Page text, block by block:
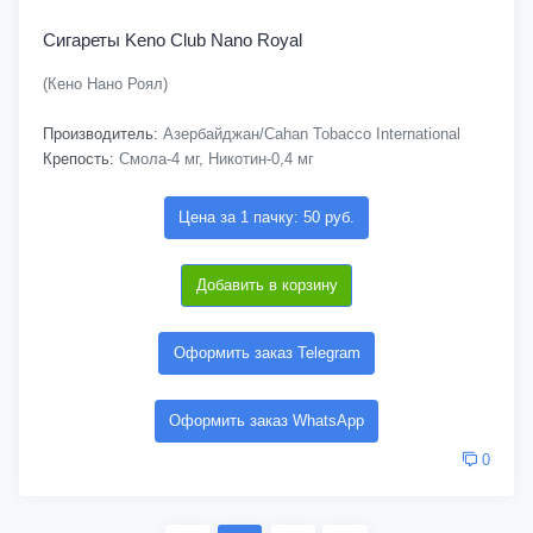
Сигареты Keno Club Nano Royal
(Кено Нано Роял)
Производитель: Азербайджан/Cahan Tobacco International
Крепость: Смола-4 мг, Никотин-0,4 мг
Цена за 1 пачку: 50 руб.
Добавить в корзину
Оформить заказ Telegram
Оформить заказ WhatsApp
0